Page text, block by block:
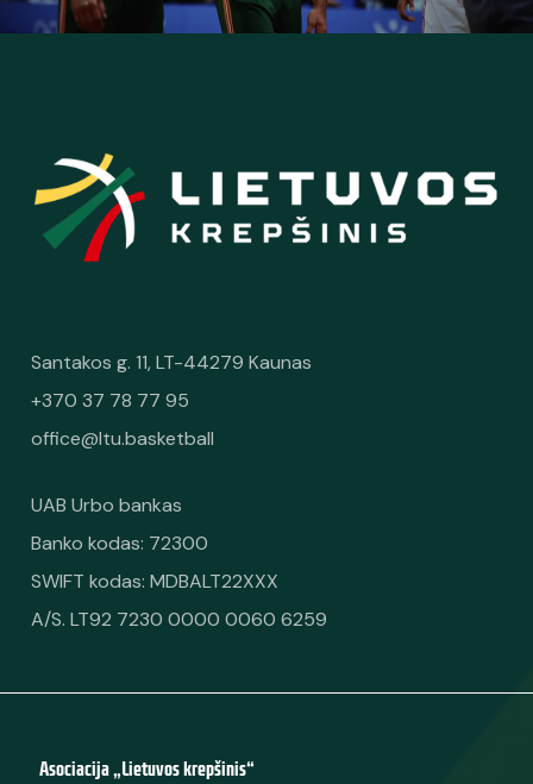
Santakos g. 11, LT-44279 Kaunas
+370 37 78 77 95
office@ltu.basketball
UAB Urbo bankas
Banko kodas: 72300
SWIFT kodas: MDBALT22XXX
A/S. LT92 7230 0000 0060 6259
Asociacija „Lietuvos krepšinis“